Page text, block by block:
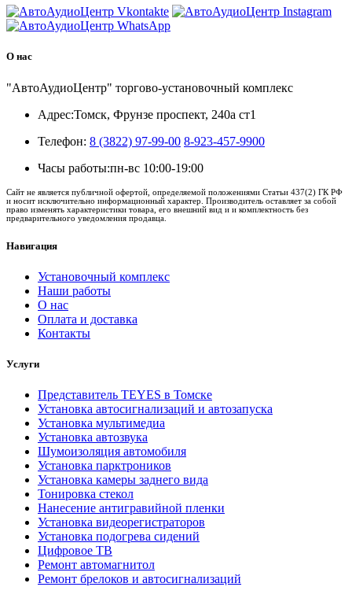
О нас
"АвтоАудиоЦентр" торгово-установочный комплекс
Адрес:Томск, Фрунзе проспект, 240а ст1
Телефон: 8 (3822) 97-99-00 8-923-457-9900
Часы работы:пн-вс 10:00-19:00
Сайт не является публичной офертой, определяемой положениями Статьи 437(2) ГК РФ
и носит исключительно информационный характер. Производитель оставляет за собой
право изменять характеристики товара, его внешний вид и и комплектность без
предварительного уведомления продавца.
Навигация
Установочный комплекс
Наши работы
О нас
Оплата и доставка
Контакты
Услуги
Представитель TEYES в Томске
Установка автосигнализаций и автозапуска
Установка мультимедиа
Установка автозвука
Шумоизоляция автомобиля
Установка парктроников
Установка камеры заднего вида
Тонировка стекол
Нанесение антигравийной пленки
Установка видеорегистраторов
Установка подогрева сидений
Цифровое ТВ
Ремонт автомагнитол
Ремонт брелоков и автосигнализаций